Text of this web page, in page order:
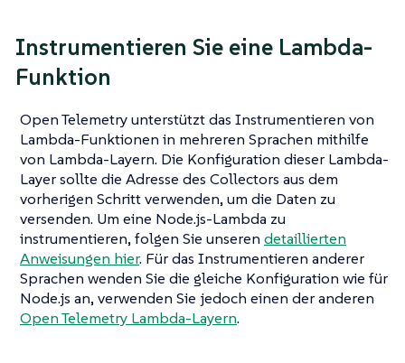
Instrumentieren Sie eine Lambda-
Funktion
Open Telemetry unterstützt das Instrumentieren von
Lambda-Funktionen in mehreren Sprachen mithilfe
von Lambda-Layern. Die Konfiguration dieser Lambda-
Layer sollte die Adresse des Collectors aus dem
vorherigen Schritt verwenden, um die Daten zu
versenden. Um eine Node.js-Lambda zu
instrumentieren, folgen Sie unseren detaillierten
Anweisungen hier. Für das Instrumentieren anderer
Sprachen wenden Sie die gleiche Konfiguration wie für
Node.js an, verwenden Sie jedoch einen der anderen
Open Telemetry Lambda-Layern.